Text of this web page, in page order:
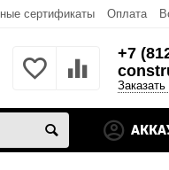
сертификаты Оплата
+7